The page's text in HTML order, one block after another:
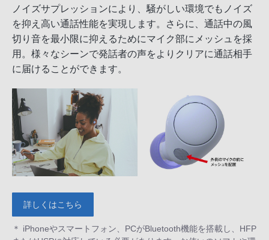
ノイズサプレッションにより、騒がしい環境でもノイズ
を抑え高い通話性能を実現します。さらに、通話中の風
切り音を最小限に抑えるためにマイク部にメッシュを採
用。様々なシーンで発話者の声をよりクリアに通話相手
に届けることができます。
詳しくはこちら
＊ iPhoneやスマートフォン、PCがBluetooth機能を搭載し、HFP